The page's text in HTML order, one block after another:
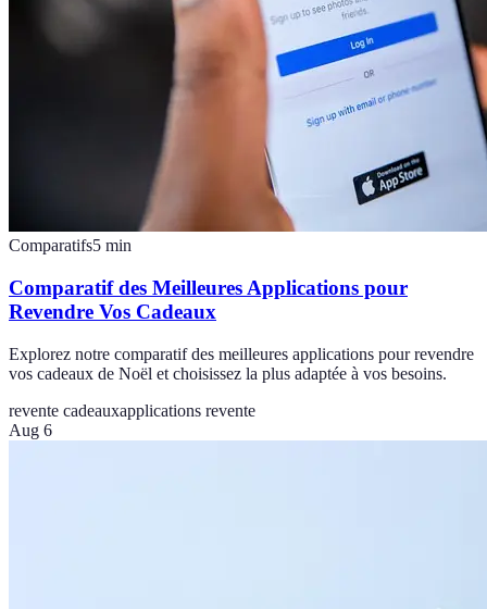
Comparatifs5 min
Comparatif des Meilleures Applications pour
Revendre Vos Cadeaux
Explorez notre comparatif des meilleures applications pour revendre
vos cadeaux de Noël et choisissez la plus adaptée à vos besoins.
revente cadeauxapplications revente
Aug 6